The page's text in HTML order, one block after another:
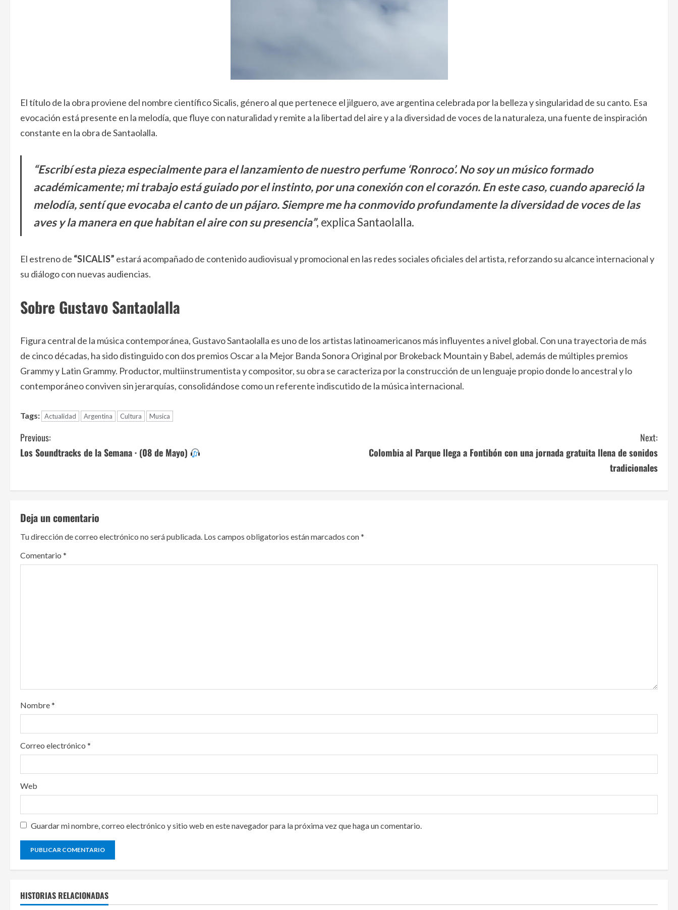
El título de la obra proviene del nombre científico Sicalis, género al que pertenece el jilguero, ave argentina celebrada por la belleza y singularidad de su canto. Esa
evocación está presente en la melodía, que fluye con naturalidad y remite a la libertad del aire y a la diversidad de voces de la naturaleza, una fuente de inspiración
constante en la obra de Santaolalla.
“Escribí esta pieza especialmente para el lanzamiento de nuestro perfume ‘Ronroco’. No soy un músico formado
académicamente; mi trabajo está guiado por el instinto, por una conexión con el corazón. En este caso, cuando apareció la
melodía, sentí que evocaba el canto de un pájaro. Siempre me ha conmovido profundamente la diversidad de voces de las
aves y la manera en que habitan el aire con su presencia”, explica Santaolalla.
El estreno de “SICALIS” estará acompañado de contenido audiovisual y promocional en las redes sociales oficiales del artista, reforzando su alcance internacional y
su diálogo con nuevas audiencias.
Sobre Gustavo Santaolalla
Figura central de la música contemporánea, Gustavo Santaolalla es uno de los artistas latinoamericanos más influyentes a nivel global. Con una trayectoria de más
de cinco décadas, ha sido distinguido con dos premios Oscar a la Mejor Banda Sonora Original por Brokeback Mountain y Babel, además de múltiples premios
Grammy y Latin Grammy. Productor, multiinstrumentista y compositor, su obra se caracteriza por la construcción de un lenguaje propio donde lo ancestral y lo
contemporáneo conviven sin jerarquías, consolidándose como un referente indiscutido de la música internacional.
Tags: Actualidad Argentina Cultura Musica
C
o
i
n
u
i
n
g
Previous:
Los Soundtracks de la Semana · (08 de Mayo)
Next:
Colombia al Parque llega a Fontibón con una jornada gratuita llena de sonidos
tradicionales
Deja un comentario
Tu dirección de correo electrónico no será publicada. Los campos obligatorios están marcados con*
Comentario *
Nombre*
Correo electrónico *
Web
Guardar mi nombre, correo electrónico y sitio web en este navegador para la próxima vez que haga un comentario.
HISTORIAS RELACIONADAS